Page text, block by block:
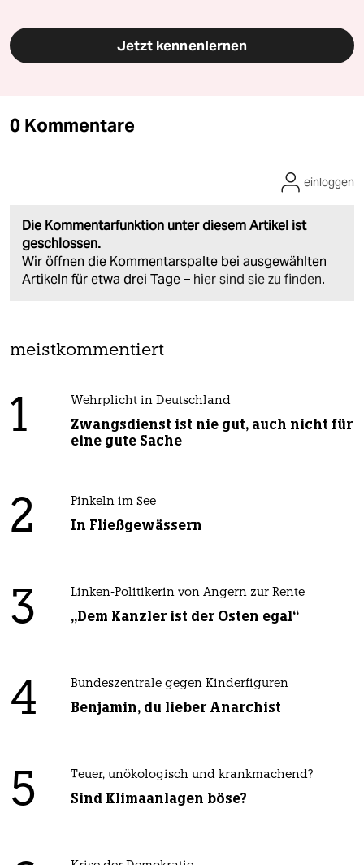
Jetzt kennenlernen
0 Kommentare
Die Kommentarfunktion unter diesem Artikel ist
geschlossen.
Wir öffnen die Kommentarspalte bei ausgewählten
Artikeln für etwa drei Tage – hier sind sie zu finden.
einloggen
meistkommentiert
1 Wehrplicht in Deutschland
Zwangsdienst ist nie gut, auch nicht für
eine gute Sache
2 Pinkeln im See
In Fließgewässern
3 Linken-Politikerin von Angern zur Rente
„Dem Kanzler ist der Osten egal“
4 Bundeszentrale gegen Kinderfiguren
Benjamin, du lieber Anarchist
5 Teuer, unökologisch und krankmachend?
Sind Klimaanlagen böse?